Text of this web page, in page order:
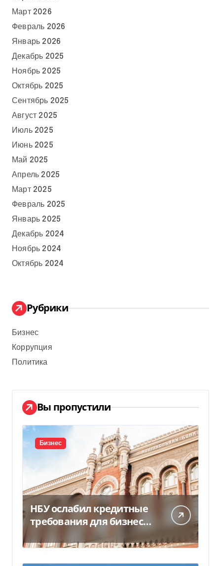
Март 2026
Февраль 2026
Январь 2026
Декабрь 2025
Ноябрь 2025
Октябрь 2025
Сентябрь 2025
Август 2025
Июль 2025
Июнь 2025
Май 2025
Апрель 2025
Март 2025
Февраль 2025
Январь 2025
Декабрь 2024
Ноябрь 2024
Октябрь 2024
Рубрики
Бизнес
Коррупция
Политика
Вы пропустили
Бизнес
НБУ ослабил кредитные
требования для бизнеса
и аграриев из-за атак РФ